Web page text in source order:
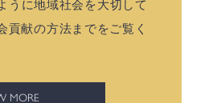
うに地域社会を大切して
貢献の方法までをご覧く
MORE